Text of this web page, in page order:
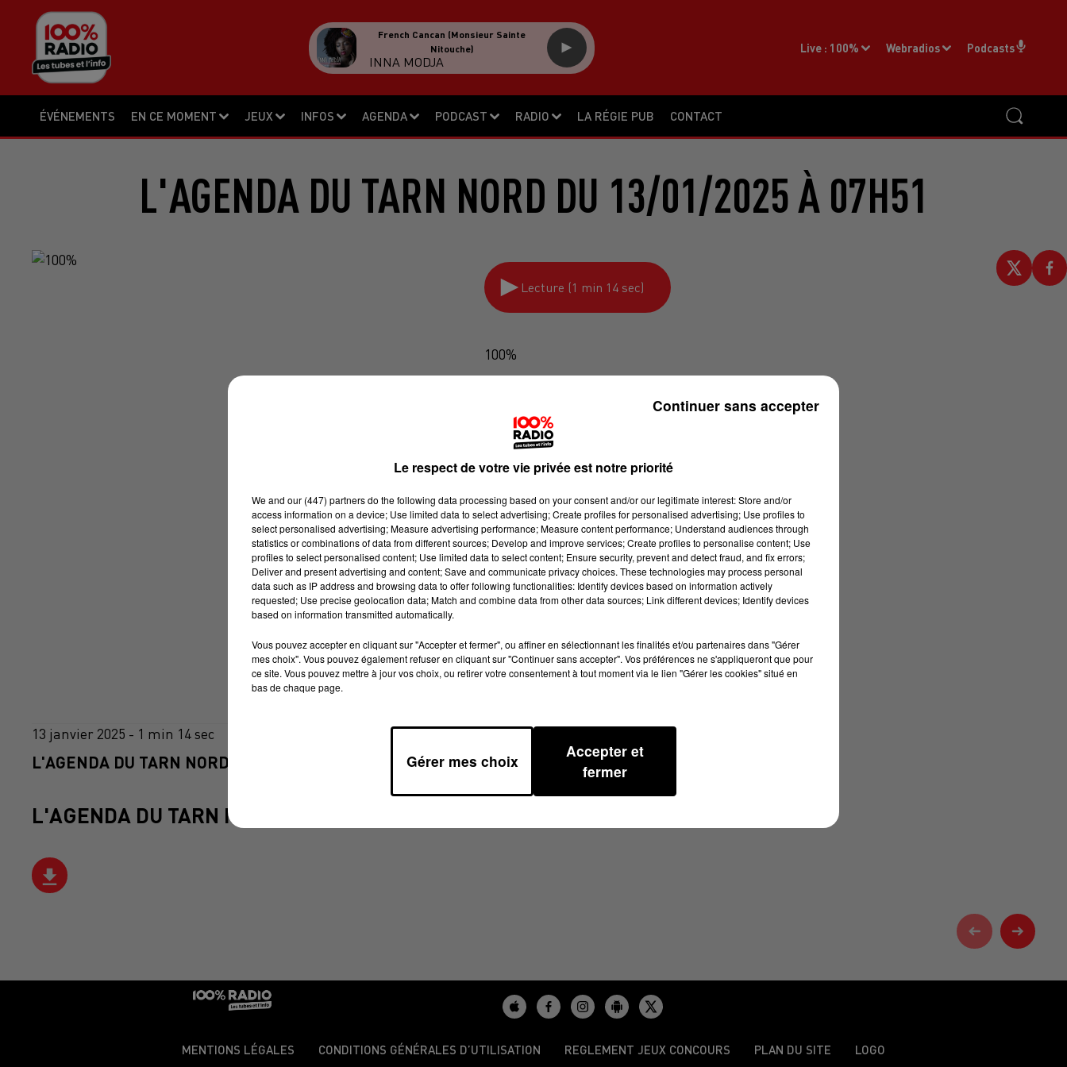
ÉVÉNEMENTS EN CE MOMENT JEUX INFOS AGENDA PODCAST RADIO LA RÉGIE PUB CONTACT
Live : 100% Webradios Podcasts
French Cancan (monsieur Sainte
Nitouche)
INNA MODJA
L'AGENDA DU TARN NORD DU 13/01/2025 À 07H51
Lecture (1 min 14 sec)
100%
13 janvier 2025 - 1 min 14 sec
L'AGENDA DU TARN NORD DU 13/01/2025 À 07H51
L'AGENDA DU TARN NORD
MENTIONS LÉGALES CONDITIONS GÉNÉRALES D’UTILISATION REGLEMENT JEUX CONCOURS PLAN DU SITE LOGO
Le respect de votre vie privée est notre priorité
We and our (447) partnersdo the following data processing based on your consent and/or our legitimate interest: Store and/or
access information on a device; Use limited data to select advertising; Create profiles for personalised advertising; Use profiles to
select personalised advertising; Measure advertising performance; Measure content performance; Understand audiences through
statistics or combinations of data from different sources; Develop and improve services; Create profiles to personalise content; Use
profiles to select personalised content; Use limited data to select content; Ensure security, prevent and detect fraud, and fix errors;
Deliver and present advertising and content; Save and communicate privacy choices. These technologies may process personal
data such as IP address and browsing data to offer following functionalities: Identify devices based on information actively
requested; Use precise geolocation data; Match and combine data from other data sources; Link different devices; Identify devices
based on information transmitted automatically.
Vous pouvez accepter en cliquant sur "Accepter et fermer", ou affiner en sélectionnant les finalités et/ou partenaires dans "Gérer
mes choix". Vous pouvez également refuser en cliquant sur "Continuer sans accepter". Vos préférences ne s'appliqueront que pour
ce site. Vous pouvez mettre à jour vos choix, ou retirer votre consentement à tout moment via le lien "Gérer les cookies" situé en
bas de chaque page.
Gérer mes choix
Accepter et
fermer
Continuer sans accepter